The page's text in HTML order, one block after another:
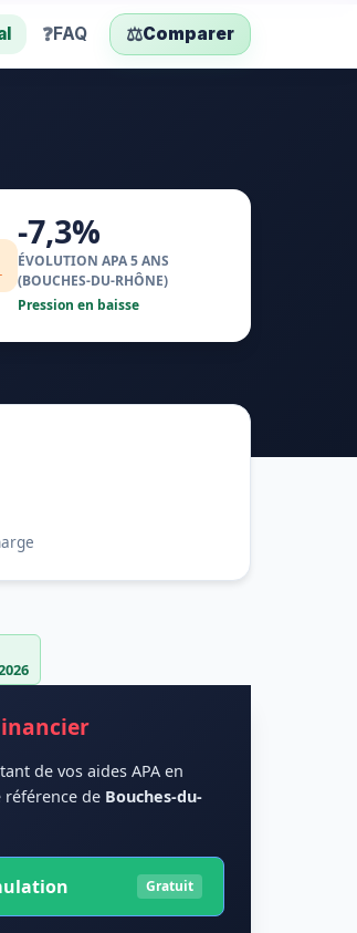
❓FAQ ⚖️Comparer
-7,3%
ÉVOLUTION APA 5 ANS
(BOUCHES-DU-RHÔNE)
Pression en baisse
de vos aides APA en
de Bouches-du-
Gratuit